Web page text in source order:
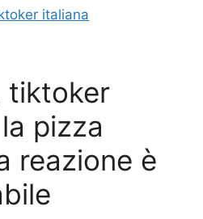
italiana
tiktoker
pizza
reazione è